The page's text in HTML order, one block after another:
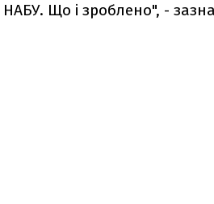
НАБУ. Що і зроблено", -